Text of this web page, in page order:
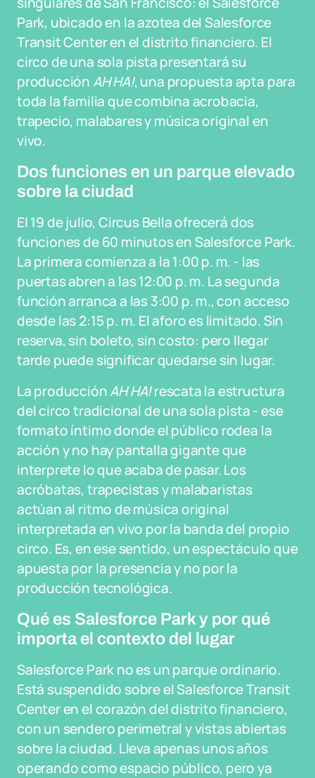
Park, ubicado en la azotea del Salesforce
Transit Center en el distrito financiero. El
circo de una sola pista presentará su
producciónAH HA!, una propuesta apta para
toda la familia que combina acrobacia,
trapecio, malabares y música original en
vivo.
Dos funciones en un parque elevado
sobre la ciudad
El 19 de julio, Circus Bella ofrecerá dos
funciones de 60 minutos en Salesforce Park.
La primera comienza a la 1:00 p. m. - las
puertas abren a las 12:00 p. m. La segunda
función arranca a las 3:00 p. m., con acceso
desde las 2:15 p. m. El aforo es limitado. Sin
reserva, sin boleto, sin costo: pero llegar
tarde puede significar quedarse sin lugar.
La producciónAH HA!rescata la estructura
del circo tradicional de una sola pista - ese
formato íntimo donde el público rodea la
acción y no hay pantalla gigante que
interprete lo que acaba de pasar. Los
acróbatas, trapecistas y malabaristas
actúan al ritmo de música original
interpretada en vivo por la banda del propio
circo. Es, en ese sentido, un espectáculo que
apuesta por la presencia y no por la
producción tecnológica.
Qué es Salesforce Park y por qué
importa el contexto del lugar
Salesforce Park no es un parque ordinario.
Está suspendido sobre el Salesforce Transit
Center en el corazón del distrito financiero,
con un sendero perimetral y vistas abiertas
sobre la ciudad. Lleva apenas unos años
operando como espacio público, pero ya